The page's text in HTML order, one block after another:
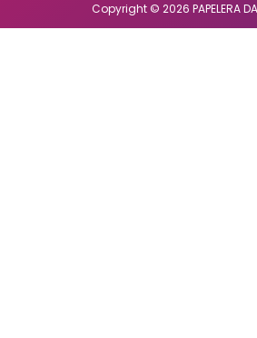
Copyright © 2026 PAPELERA